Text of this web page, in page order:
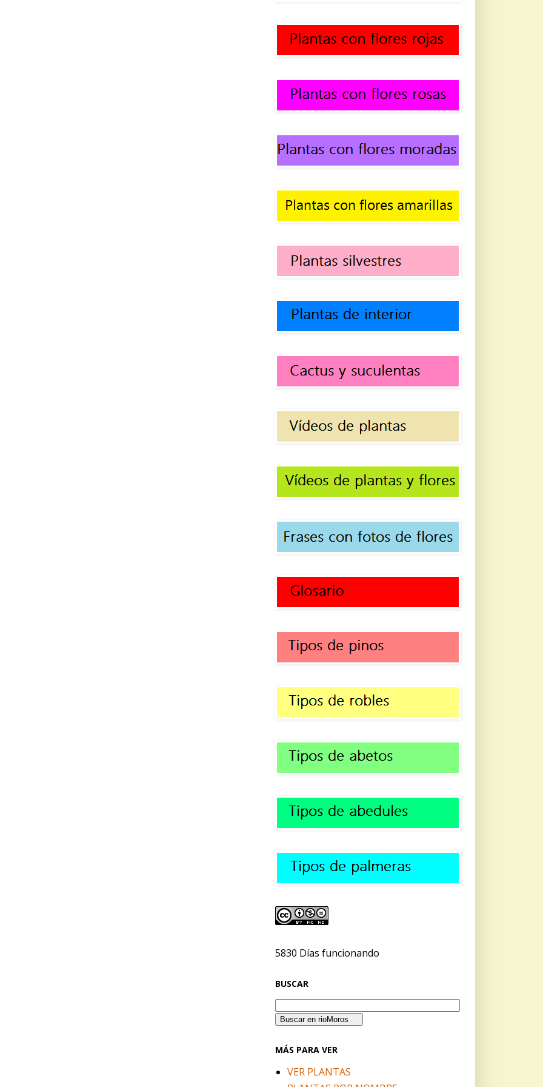
5830 Días funcionando
BUSCAR
MÁS PARA VER
VER PLANTAS